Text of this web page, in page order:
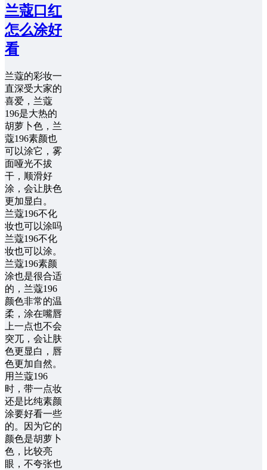
兰蔻口红
怎么涂好
看
兰蔻的彩妆一
直深受大家的
喜爱，兰蔻
196是大热的
胡萝卜色，兰
蔻196素颜也
可以涂它，雾
面哑光不拔
干，顺滑好
涂，会让肤色
更加显白。
兰蔻196不化
妆也可以涂吗
兰蔻196不化
妆也可以涂。
兰蔻196素颜
涂也是很合适
的，兰蔻196
颜色非常的温
柔，涂在嘴唇
上一点也不会
突兀，会让肤
色更显白，唇
色更加自然。
用兰蔻196
时，带一点妆
还是比纯素颜
涂要好看一些
的。因为它的
颜色是胡萝卜
色，比较亮
眼，不夸张也